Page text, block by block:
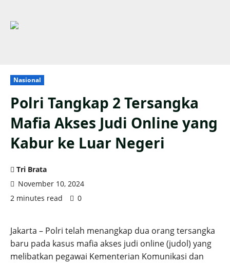
Nasional
Polri Tangkap 2 Tersangka
Mafia Akses Judi Online yang
Kabur ke Luar Negeri
Tri Brata
November 10, 2024
2 minutes read
0
Jakarta – Polri telah menangkap dua orang tersangka
baru pada kasus mafia akses judi online (judol) yang
melibatkan pegawai Kementerian Komunikasi dan